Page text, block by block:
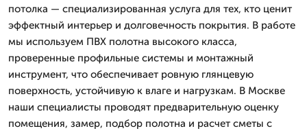
потолка — специализированная услуга для тех, кто ценит
эффектный интерьер и долговечность покрытия. В работе
мы используем ПВХ полотна высокого класса,
проверенные профильные системы и монтажный
инструмент, что обеспечивает ровную глянцевую
поверхность, устойчивую к влаге и нагрузкам. В Москве
наши специалисты проводят предварительную оценку
помещения, замер, подбор полотна и расчет сметы с